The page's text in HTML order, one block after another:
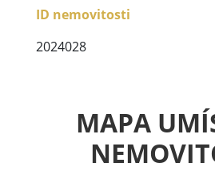
ID nemovitosti
2024028
MAPA